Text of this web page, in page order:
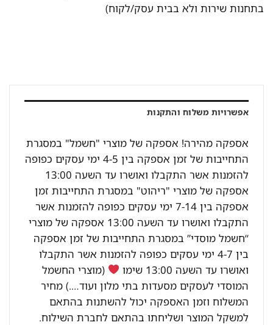
בתחנות שירות ולא בבית עסק/לקוח)
אפשרויות משלוח והתקנות
אספקה מהירה! אספקה של מוצרי "חשמל" במסגרת
התחייבות של זמן אספקה בין 4-5 ימי עסקים כפופה
להזמנות אשר התקבלו ואושרו עד השעה 13:00
אספקה של מוצרי "ריהוט" במסגרת התחייבות זמן
אספקה בין 7-14 ימי עסקים כפופה להזמנות אשר
התקבלו ואושרו עד השעה 13:00 אספקה של מוצרי
“חשמל מוסדי” במסגרת התחייבות של זמן אספקה
בין 4-7 ימי עסקים כפופה להזמנות אשר התקבלו
ואושרו עד השעה 13:00 שימו
(מוצרי החשמל
המוסדי לעסקים מסעדות בתי מלון ועוד….) מחיר
המשלוח וזמן האספקה יכול להשתנות בהתאם
למשקל המוצר ושליחתו בהתאם לחברת השילוח.